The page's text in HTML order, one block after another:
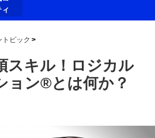
ピック
スキル！ロジカル
ョン®とは何か？